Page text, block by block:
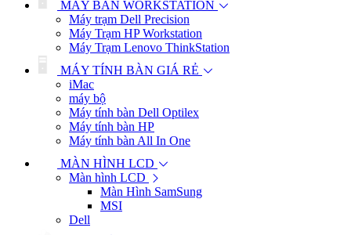
MÁY BÀN WORKSTATION
Máy trạm Dell Precision
Máy Trạm HP Workstation
Máy Trạm Lenovo ThinkStation
MÁY TÍNH BÀN GIÁ RẺ
iMac
máy bộ
Máy tính bàn Dell Optilex
Máy tính bàn HP
Máy tính bàn All In One
MÀN HÌNH LCD
Màn hình LCD
Màn Hình SamSung
MSI
Dell